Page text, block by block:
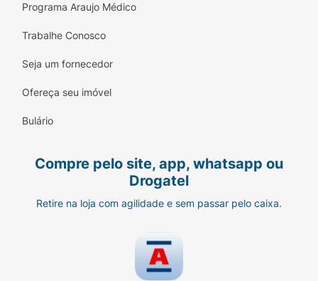
Programa Araujo Médico
Trabalhe Conosco
Seja um fornecedor
Ofereça seu imóvel
Bulário
Compre pelo site, app, whatsapp ou
Drogatel
Retire na loja com agilidade e sem passar pelo caixa.